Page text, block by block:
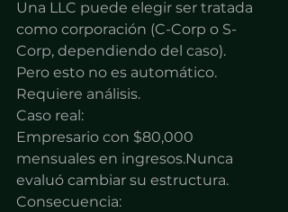
Una LLC puede elegir ser tratada
como corporación (C-Corp o S-
Corp, dependiendo del caso).
Pero esto no es automático.
Requiere análisis.
Caso real:
Empresario con $80,000
mensuales en ingresos.Nunca
evaluó cambiar su estructura.
Consecuencia: